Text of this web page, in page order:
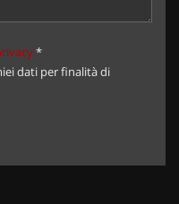
*
dati per finalità di